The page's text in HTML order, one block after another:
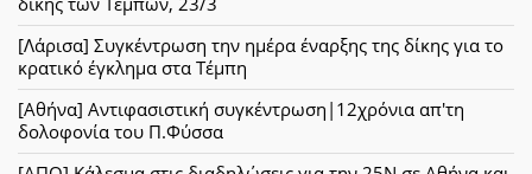
[Λάρισα] Συγκέντρωση την ημέρα έναρξης της δίκης για το
κρατικό έγκλημα στα Τέμπη
[Αθήνα] Αντιφασιστική συγκέντρωση|12χρόνια απ'τη
δολοφονία του Π.Φύσσα